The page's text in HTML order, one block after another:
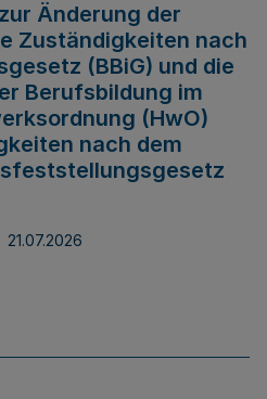
Änderung der
Zuständigkeiten nach
(BBiG) und die
Berufsbildung im
(HwO)
nach dem
21.07.2026